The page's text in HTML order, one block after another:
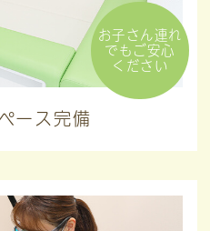
お子さん連れ
でもご安心
ください
ース完備